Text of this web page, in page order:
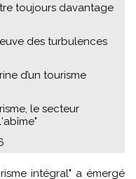
toujours davantage
des turbulences
d’un tourisme
le secteur